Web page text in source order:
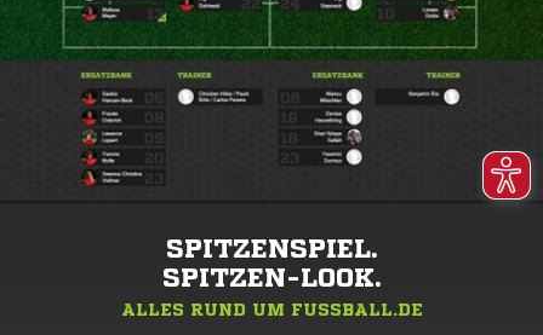
SPITZENSPIEL.
SPITZEN-LOOK.
ALLES RUND UM FUSSBALL.DE